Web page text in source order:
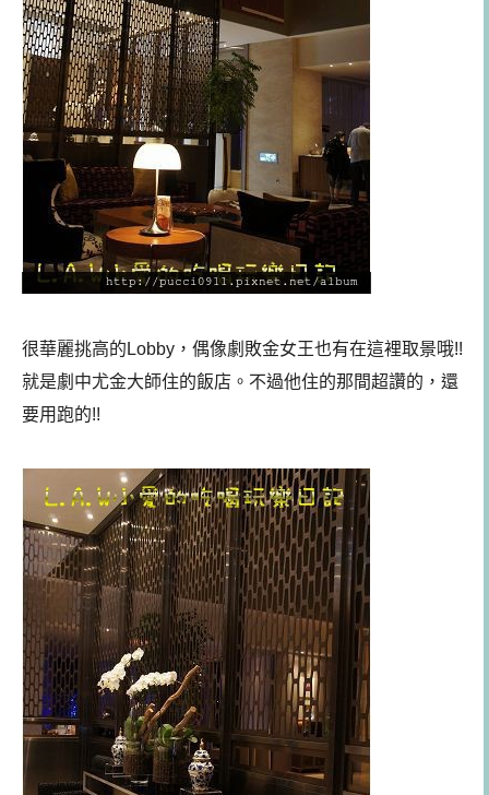
很華麗挑高的Lobby，偶像劇敗金女王也有在這裡取景哦!!
就是劇中尤金大師住的飯店。不過他住的那間超讚的，還
要用跑的!!